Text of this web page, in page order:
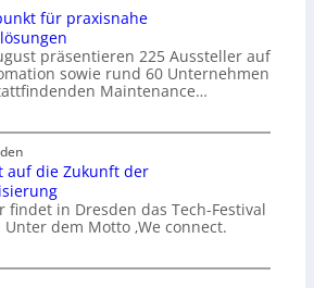
für praxisnahe
präsentieren 225 Aussteller auf
sowie rund 60 Unternehmen
Maintenance…
auf die Zukunft der
findet in Dresden das Tech-Festival
dem Motto ‚We connect.